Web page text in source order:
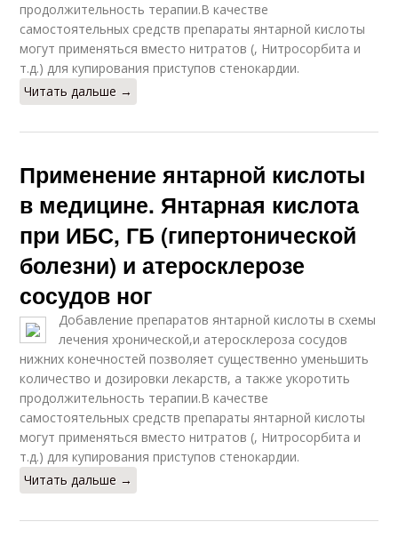
Кислоты для
Кислота для
конкретных
Кислота для женщин
Кислота для
организма
Линолевая кислота
Липоевая кислота
Альфа-липоевая
кислота
Кислота для волос Кислоты от похмелья
продолжительность терапии.В качестве
самостоятельных средств препараты янтарной кислоты
могут применяться вместо нитратов (, Нитросорбита и
т.д.) для купирования приступов стенокардии.
Читать дальше →
Применение янтарной кислоты
в медицине. Янтарная кислота
при ИБС, ГБ (гипертонической
болезни) и атеросклерозе
сосудов ног
Добавление препаратов янтарной кислоты в схемы
лечения хронической,и атеросклероза сосудов
нижних конечностей позволяет существенно уменьшить
количество и дозировки лекарств, а также укоротить
продолжительность терапии.В качестве
самостоятельных средств препараты янтарной кислоты
могут применяться вместо нитратов (, Нитросорбита и
т.д.) для купирования приступов стенокардии.
Читать дальше →